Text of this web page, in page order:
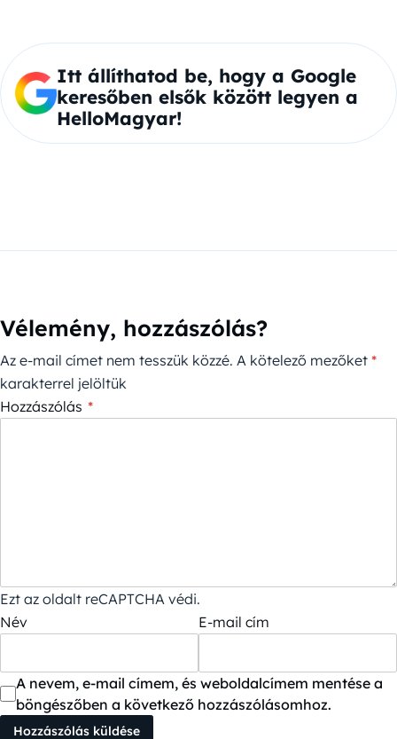
Itt állíthatod be, hogy a Google
keresőben elsők között legyen a
HelloMagyar!
Vélemény, hozzászólás?
Az e-mail címet nem tesszük közzé. A kötelező mezőket *
karakterrel jelöltük
Hozzászólás *
Ezt az oldalt reCAPTCHA védi.
Név
E-mail cím
A nevem, e-mail címem, és weboldalcímem mentése a
böngészőben a következő hozzászólásomhoz.